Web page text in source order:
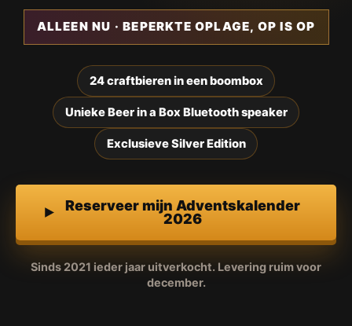
ALLEEN NU · BEPERKTE OPLAGE, OP IS OP
24 craftbieren in een boombox
Unieke Beer in a Box Bluetooth speaker
Exclusieve Silver Edition
Reserveer mijn Adventskalender
2026
Sinds 2021 ieder jaar uitverkocht. Levering ruim voor
december.